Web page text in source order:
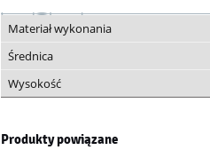
Materiał wykonania
Średnica
Wysokość
Produkty powiązane